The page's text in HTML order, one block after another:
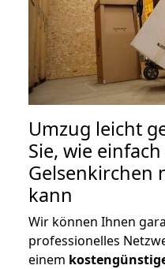
Umzug leicht
Sie, wie
Gelsenkirchen
kann
Wir können Ihnen
professionelles
einem